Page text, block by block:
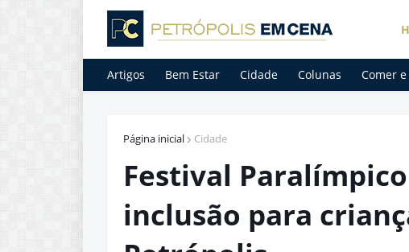
Artigos Bem Estar Cidade Colunas Comer
Página inicial Cidade
Festival
inclusão para